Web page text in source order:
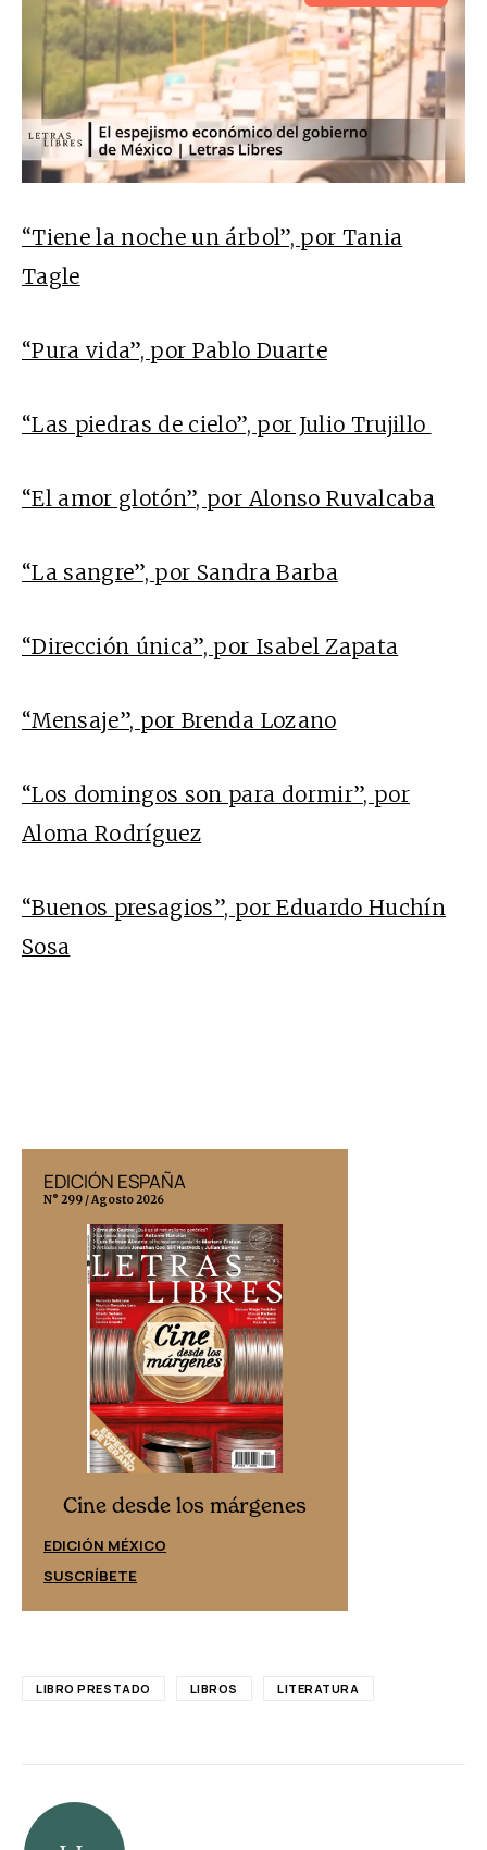
“Tiene la noche un árbol”, por Tania
Tagle
“Pura vida”, por Pablo Duarte
“Las piedras de cielo”, por Julio Trujillo
“El amor glotón”, por Alonso Ruvalcaba
“La sangre”, por Sandra Barba
“Dirección única”, por Isabel Zapata
“Mensaje”, por Brenda Lozano
“Los domingos son para dormir”, por
Aloma Rodríguez
“Buenos presagios”, por Eduardo Huchín
Sosa
EDICIÓN ESPAÑA
N° 299 / Agosto 2026
Cine desde los márgenes
EDICIÓN MÉXICO
SUSCRÍBETE
LIBRO PRESTADO LIBROS LITERATURA